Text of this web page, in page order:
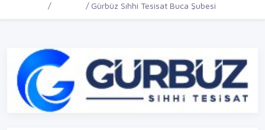
Gürbüz Sıhhi Tesisat Buca Şubesi